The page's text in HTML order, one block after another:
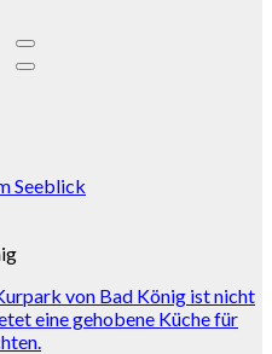
Seeblick
von Bad König ist nicht
eine gehobene Küche für